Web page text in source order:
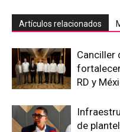
Artículos relacionados
Canciller
RD y
de